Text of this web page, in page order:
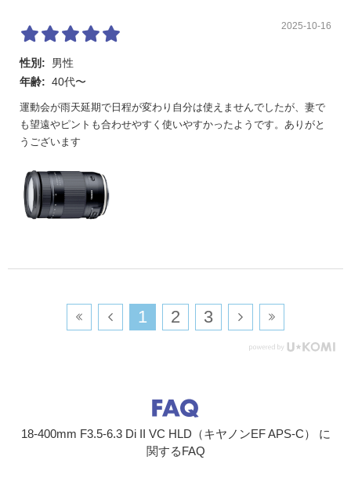
2025-10-16
性別:
男性
年齢: 40代〜
運動会が雨天延期で日程が変わり自分は使えませんでしたが、妻で
も望遠やピントも合わせやすく使いやすかったようです。ありがと
うございます
​1 ​2 ​3
18-400mm F3.5-6.3 Di II VC HLD（キヤノンEF APS-C） に
関するFAQ